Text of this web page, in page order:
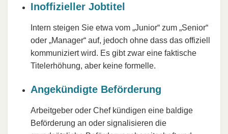
Inoffizieller Jobtitel
Intern steigen Sie etwa vom „Junior“ zum „Senior“
oder „Manager“ auf, jedoch ohne dass das offiziell
kommuniziert wird. Es gibt zwar eine faktische
Titelerhöhung, aber keine formelle.
Angekündigte Beförderung
Arbeitgeber oder Chef kündigen eine baldige
Beförderung an oder signalisieren die